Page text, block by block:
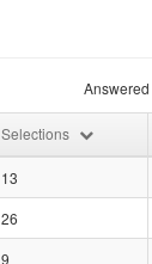
Answered
Selections
13
26
9